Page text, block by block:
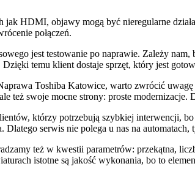
HDMI, objawy mogą być nieregularne
połączeń.
jest testowanie po naprawie. Zależy
temu klient dostaje sprzęt, który jest
Toshiba Katowice, warto zwrócić
też swoje mocne strony: proste
którzy potrzebują szybkiej interwencji,
serwis nie polega u nas na automatach,
też w kwestii parametrów: przekątna,
istotne są jakość wykonania, bo to